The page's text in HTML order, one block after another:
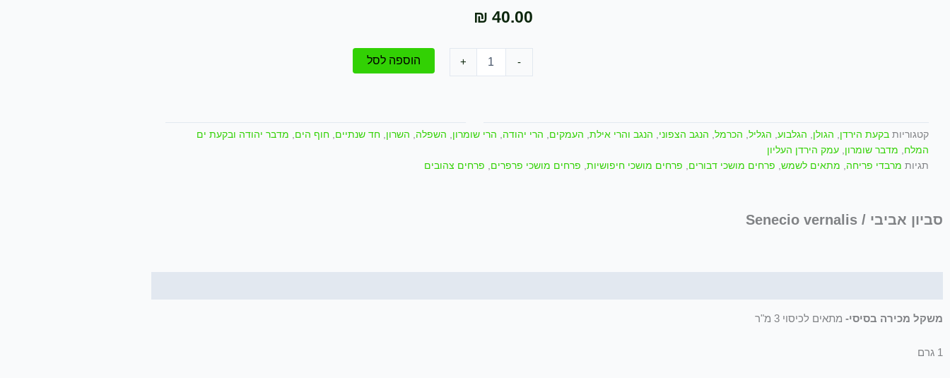
₪ 40.00
-
vernalis
+ הוספה לסל
קטגוריות בקעת הירדן, הגולן, הגלבוע, הגליל, הכרמל, הנגב הצפוני, הנגב והרי אילת, העמקים, הרי יהודה, הרי שומרון, השפלה, השרון, חד שנתיים, חוף הים, מדבר יהודה ובקעת ים
המלח, מדבר שומרון, עמק הירדן העליון
תגיות מרבדי פריחה, מתאים לשמש, פרחים מושכי דבורים, פרחים מושכי חיפושיות, פרחים מושכי פרפרים, פרחים צהובים
סביון אביבי / Senecio vernalis
משקל מכירה בסיסי- מתאים לכיסוי 3 מ"ר
1 גרם